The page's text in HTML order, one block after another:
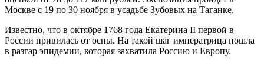
Москве с 19 по 30 ноября в усадьбе Зубовых на Таганке.
Известно, что в октябре 1768 года Екатерина II первой в
России привилась от оспы. На такой шаг императрица пошла
в разгар эпидемии, которая захватила Россию и Европу.